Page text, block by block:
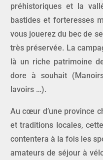
préhistoriques et la
bastides et forteresses
vous jouerez du bec de
très préservée. La
là un riche patrimoine
dore à souhait
lavoirs …).
Au cœur d’une province
et traditions locales, cette
contentera à la fois les
amateurs de séjour à